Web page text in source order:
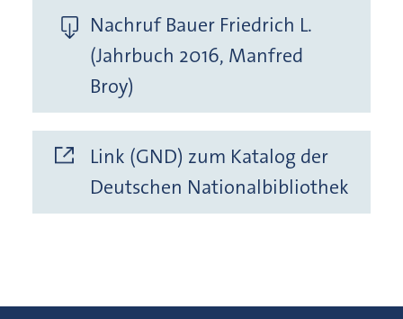
Nachruf Bauer Friedrich L.
(Jahrbuch 2016, Manfred
Broy)
Link (GND) zum Katalog der
Deutschen Nationalbibliothek